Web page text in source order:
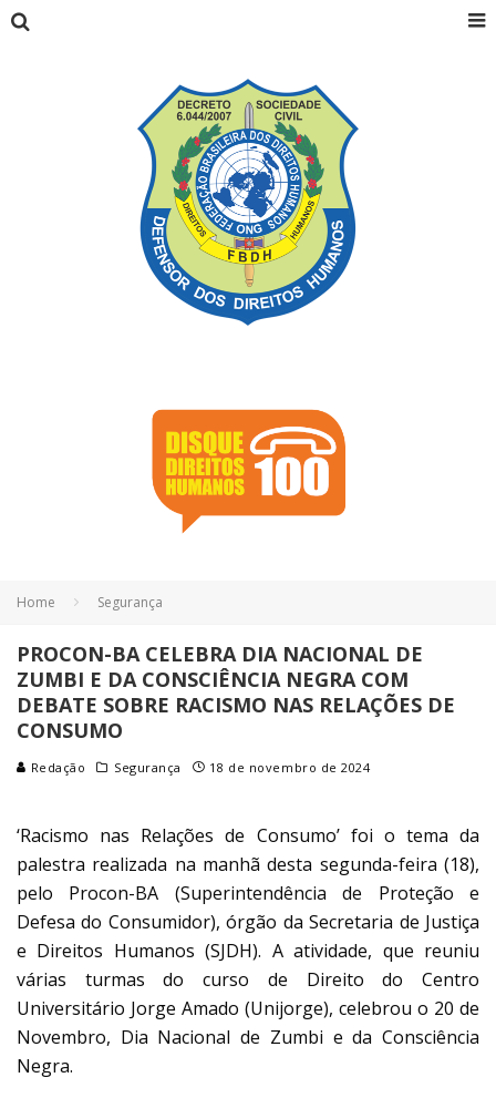
Home Segurança
PROCON-BA CELEBRA DIA NACIONAL DE
ZUMBI E DA CONSCIÊNCIA NEGRA COM
DEBATE SOBRE RACISMO NAS RELAÇÕES DE
CONSUMO
Redação Segurança 18 de novembro de 2024
‘Racismo nas Relações de Consumo’ foi o tema da
palestra realizada na manhã desta segunda-feira (18),
pelo Procon-BA (Superintendência de Proteção e
Defesa do Consumidor), órgão da Secretaria de Justiça
e Direitos Humanos (SJDH). A atividade, que reuniu
várias turmas do curso de Direito do Centro
Universitário Jorge Amado (Unijorge), celebrou o 20 de
Novembro, Dia Nacional de Zumbi e da Consciência
Negra.